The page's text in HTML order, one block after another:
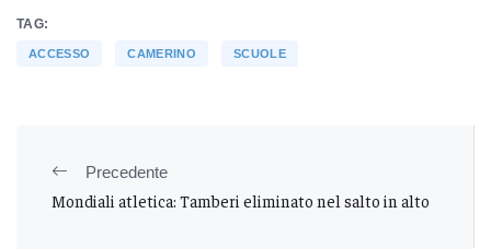
TAG:
ACCESSO CAMERINO SCUOLE
Precedente
Mondiali atletica: Tamberi eliminato nel salto in alto